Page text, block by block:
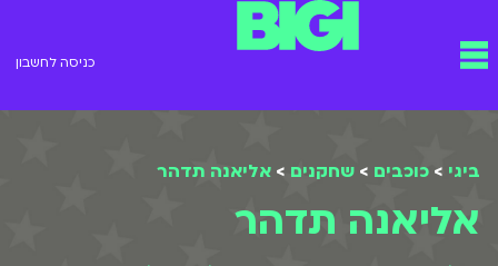
תפריט כניסה לחשבון
ביגי > כוכבים > שחקנים > אליאנה תדהר
אליאנה תדהר